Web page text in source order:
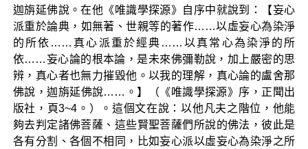
迦旃延佛說。在他《唯識學探源》自序中就說到：【妄心
派重於論典，如無著、世親等的著作……以虛妄心為染淨
的所依……真心派重於經典……以真常心為染淨的所
依……妄心論的根本論，是未來佛彌勒說，加上嚴密的思
辨，真心者也無力摧毀他。以我的理解，真心論的盧舍那
佛說，迦旃延佛說……。】（《唯識學探源》序，正聞出
版社，頁3~4。）。這個文在說：以他凡夫之階位，他能
夠去判定諸佛菩薩、這些賢聖菩薩們所說的佛法，彼此是
各有分割、各個不相同，比如妄心派以虛妄心為染淨之所